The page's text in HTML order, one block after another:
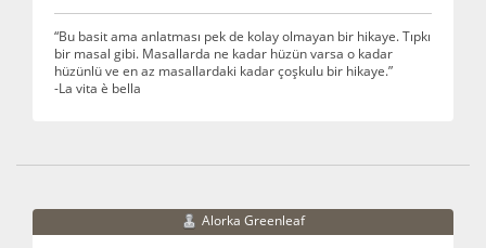
“Bu basit ama anlatması pek de kolay olmayan bir hikaye. Tıpkı
bir masal gibi. Masallarda ne kadar hüzün varsa o kadar
hüzünlü ve en az masallardaki kadar çoşkulu bir hikaye.”
-La vita è bella
Alorka Greenleaf